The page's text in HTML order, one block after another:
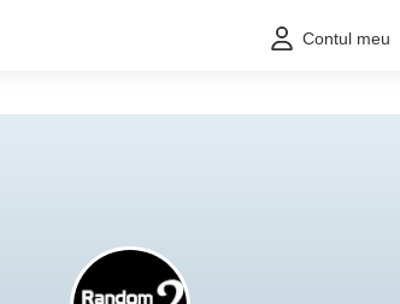
Contul meu